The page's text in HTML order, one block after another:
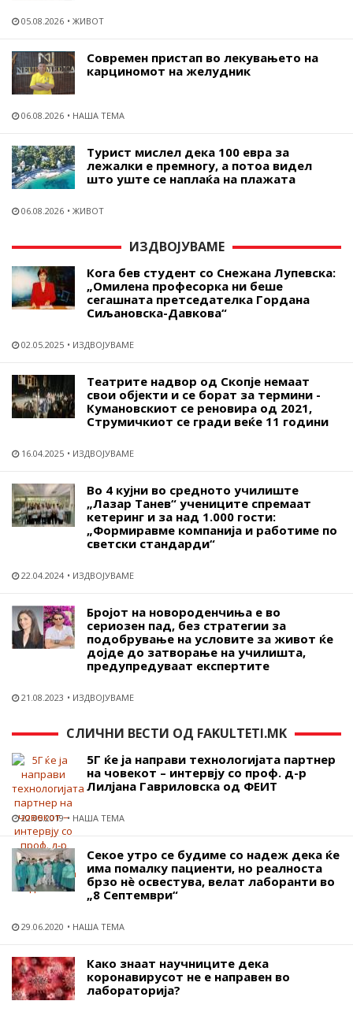
05.08.2026 ЖИВОТ
Современ пристап во лекувањето на
карциномот на желудник
06.08.2026 НАША ТЕМА
Турист мислел дека 100 евра за
лежалки е премногу, а потоа видел
што уште се наплаќа на плажата
06.08.2026 ЖИВОТ
ИЗДВОЈУВАМЕ
Кога бев студент со Снежана Лупевска:
„Омилена професорка ни беше
сегашната претседателка Гордана
Сиљановска-Давкова“
02.05.2025 ИЗДВОЈУВАМЕ
Театрите надвор од Скопје немаат
свои објекти и се борат за термини -
Кумановскиот се реновира од 2021,
Струмичкиот се гради веќе 11 години
16.04.2025 ИЗДВОЈУВАМЕ
Во 4 кујни во средното училиште
„Лазар Танев“ учениците спремаат
кетеринг и за над 1.000 гости:
„Формиравме компанија и работиме по
светски стандарди“
22.04.2024 ИЗДВОЈУВАМЕ
Бројот на новороденчиња е во
сериозен пад, без стратегии за
подобрување на условите за живот ќе
дојде до затворање на училишта,
предупредуваат експертите
21.08.2023 ИЗДВОЈУВАМЕ
СЛИЧНИ ВЕСТИ ОД FAKULTETI.MK
5Г ќе ја направи технологијата партнер
на човекот – интервју со проф. д-р
Лилјана Гавриловска од ФЕИТ
22.05.2019 НАША ТЕМА
Секое утро се будиме со надеж дека ќе
има помалку пациенти, но реалноста
брзо нѐ освестува, велат лаборанти во
„8 Септември“
29.06.2020 НАША ТЕМА
Како знаат научниците дека
коронавирусот не е направен во
лабораторија?